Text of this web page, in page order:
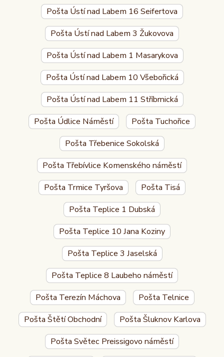
Pošta Ústí nad Labem 16 Seifertova
Pošta Ústí nad Labem 3 Žukovova
Pošta Ústí nad Labem 1 Masarykova
Pošta Ústí nad Labem 10 Všebořická
Pošta Ústí nad Labem 11 Stříbrnická
Pošta Údlice Náměstí
Pošta Tuchořice
Pošta Třebenice Sokolská
Pošta Třebívlice Komenského náměstí
Pošta Trmice Tyršova
Pošta Tisá
Pošta Teplice 1 Dubská
Pošta Teplice 10 Jana Koziny
Pošta Teplice 3 Jaselská
Pošta Teplice 8 Laubeho náměstí
Pošta Terezín Máchova
Pošta Telnice
Pošta Štětí Obchodní
Pošta Šluknov Karlova
Pošta Světec Preissigovo náměstí